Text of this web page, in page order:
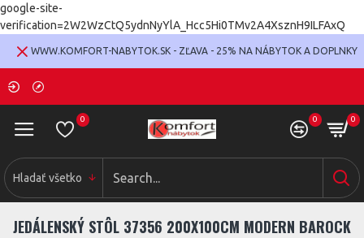
google-site-
verification=2W2WzCtQ5ydnNyYlA_Hcc5Hi0TMv2A4XsznH9ILFAxQ
WWW.KOMFORT-NABYTOK.SK - ZĽAVA - 25% NA NÁBYTOK A DOPLNKY
0 0 0
Hladať všetko
JEDÁLENSKÝ STÔL 37356 200X100CM MODERN BAROCK